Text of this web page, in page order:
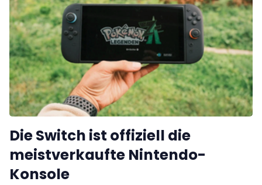
Die Switch ist offiziell die
meistverkaufte Nintendo-
Konsole